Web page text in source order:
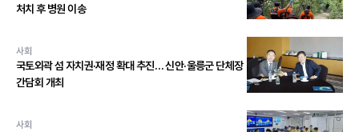
처치 후 병원 이송
사회
국토외곽 섬 자치권·재정 확대 추진… 신안·울릉군 단체장
간담회 개최
사회